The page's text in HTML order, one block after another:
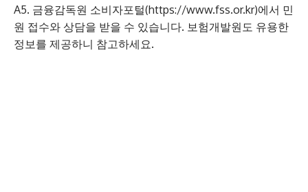
A5. 금융감독원 소비자포털(https://www.fss.or.kr)에서 민
원 접수와 상담을 받을 수 있습니다. 보험개발원도 유용한
정보를 제공하니 참고하세요.